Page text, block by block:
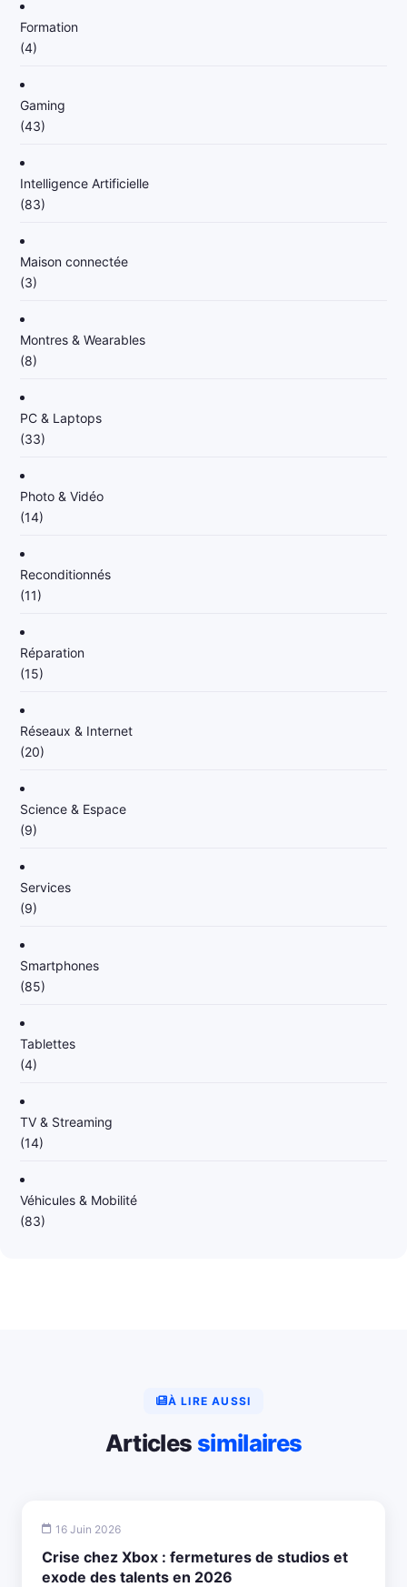
Formation
(4)
Gaming
(43)
Intelligence Artificielle
(83)
Maison connectée
(3)
Montres & Wearables
(8)
PC & Laptops
(33)
Photo & Vidéo
(14)
Reconditionnés
(11)
Réparation
(15)
Réseaux & Internet
(20)
Science & Espace
(9)
Services
(9)
Smartphones
(85)
Tablettes
(4)
TV & Streaming
(14)
Véhicules & Mobilité
(83)
À LIRE AUSSI
Articles similaires
16 Juin 2026
Crise chez Xbox : fermetures de studios et
exode des talents en 2026